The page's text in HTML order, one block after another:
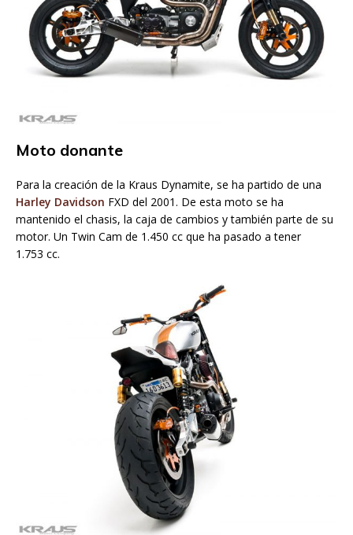
Moto donante
Para la creación de la Kraus Dynamite, se ha partido de una
Harley Davidson FXD del 2001. De esta moto se ha
mantenido el chasis, la caja de cambios y también parte de su
motor. Un Twin Cam de 1.450 cc que ha pasado a tener
1.753 cc.